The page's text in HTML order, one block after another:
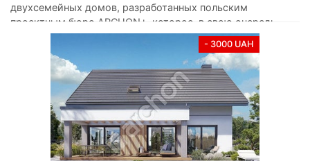
двухсемейных домов, разработанных польским
проектным бюро ARCHON+, которое, в свою очередь,
работает на рынке уже более 35 лет. Архитекторы
компании ARCHON+ уже много лет создают лучшие
проекты домов. Проекты домов и коттеджей от нашего
архитектурного бюро предназначенные для
индивидуальных клиентов и застройщиков, предлагает
около 2300проектов домов и коттеджейсреди которых
есть популярные коллекции: одноэтажные дома и
двухэтажные коттеджи,небольшие дома до 150 м2
современные дома,дома с мансардой,недорогие в
- 3000 UAH